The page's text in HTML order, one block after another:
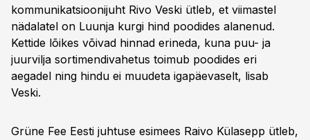
kommunikatsioonijuht Rivo Veski ütleb, et viimastel
nädalatel on Luunja kurgi hind poodides alanenud.
Kettide lõikes võivad hinnad erineda, kuna puu- ja
juurvilja sortimendivahetus toimub poodides eri
aegadel ning hindu ei muudeta igapäevaselt, lisab
Veski.
Grüne Fee Eesti juhtuse esimees Raivo Külasepp ütleb,